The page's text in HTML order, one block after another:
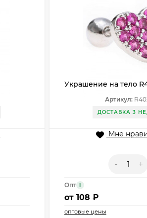
Украшение на тело
Артикул:
ДОСТАВКА 3
Мне
- +
Опт i
от 108 ₽
оптовые цены